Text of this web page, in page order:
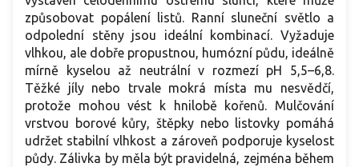
způsobovat popálení listů. Ranní sluneční světlo a
odpolední stěny jsou ideální kombinací. Vyžaduje
vlhkou, ale dobře propustnou, humózní půdu, ideálně
mírně kyselou až neutrální v rozmezí pH 5,5–6,8.
Těžké jíly nebo trvale mokrá místa mu nesvědčí,
protože mohou vést k hnilobě kořenů. Mulčování
vrstvou borové kůry, štěpky nebo listovky pomáhá
udržet stabilní vlhkost a zároveň podporuje kyselost
půdy. Zálivka by měla být pravidelná, zejména během